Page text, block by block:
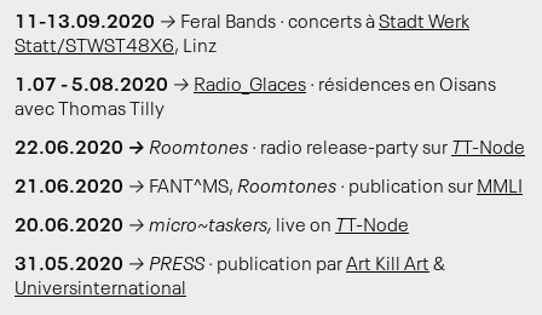
11-13.09.2020 → Feral Bands · concerts àStadt Werk
Statt/STWST48X6, Linz
1.07 - 5.08.2020 → Radio_Glaces · résidences en Oisans
avec Thomas Tilly
22.06.2020 → Roomtones · radio release-party sur T
T-Node
21.06.2020 → FANT^MS, Roomtones · publication sur MMLI
20.06.2020 → micro~taskers, live on T
T-Node
31.05.2020 → PRESS · publication parArt Kill Art &
Universinternational